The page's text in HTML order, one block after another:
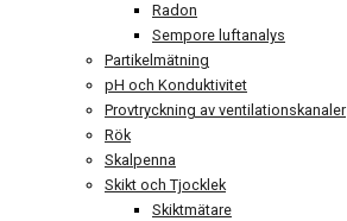
Radon
Sempore luftanalys
Partikelmätning
pH och Konduktivitet
Provtryckning av ventilationskanaler
Rök
Skalpenna
Skikt och Tjocklek
Skiktmätare